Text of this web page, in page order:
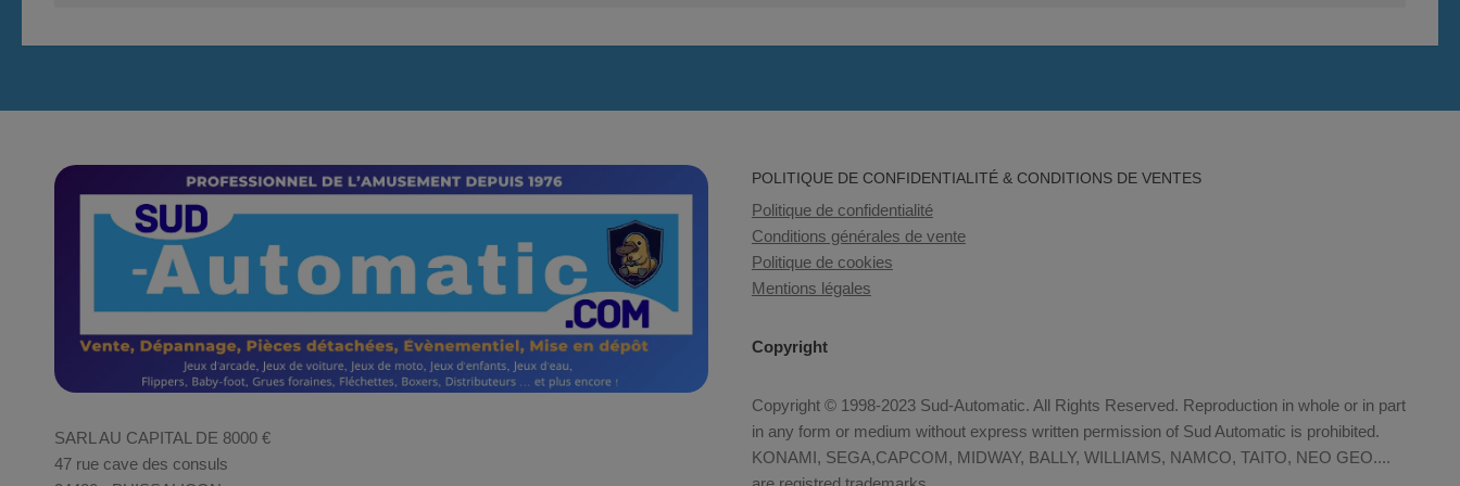
SARL AU CAPITAL DE 8000 €
47 rue cave des consuls
POLITIQUE DE CONFIDENTIALITÉ & CONDITIONS DE VENTES
Politique de confidentialité
Conditions générales de vente
Politique de cookies
Mentions légales
Copyright
Copyright © 1998-2023 Sud-Automatic. All Rights Reserved. Reproduction in whole or in part
in any form or medium without express written permission of Sud Automatic is prohibited.
KONAMI, SEGA,CAPCOM, MIDWAY, BALLY, WILLIAMS, NAMCO, TAITO, NEO GEO....